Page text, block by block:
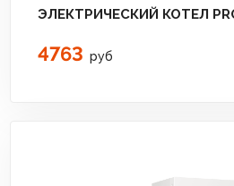
ЭЛЕКТРИЧЕСКИЙ КОТЕЛ
4763 руб